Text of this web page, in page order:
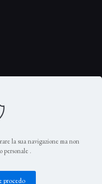
2026
la sua navigazione ma non
personale .
procedo